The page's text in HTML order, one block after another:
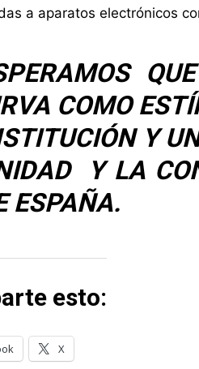
a aparatos electrónicos
COMO
Y
Y LA
ESPAÑA.
esto:
X